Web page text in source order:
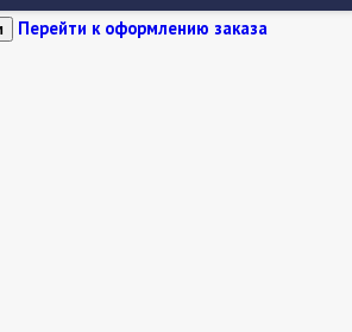
Перейти к оформлению заказа